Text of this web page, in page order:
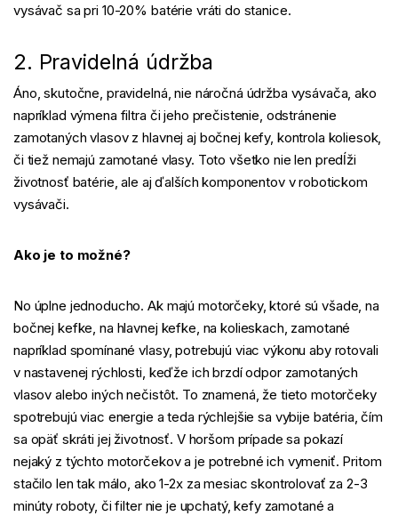
vysávač sa pri 10-20% batérie vráti do stanice.
2. Pravidelná údržba
Áno, skutočne, pravidelná, nie náročná údržba vysávača, ako
napríklad výmena filtra či jeho prečistenie, odstránenie
zamotaných vlasov z hlavnej aj bočnej kefy, kontrola koliesok,
či tiež nemajú zamotané vlasy. Toto všetko nie len predĺži
životnosť batérie, ale aj ďalších komponentov v robotickom
vysávači.
Ako je to možné?
No úplne jednoducho. Ak majú motorčeky, ktoré sú všade, na
bočnej kefke, na hlavnej kefke, na kolieskach, zamotané
napríklad spomínané vlasy, potrebujú viac výkonu aby rotovali
v nastavenej rýchlosti, keďže ich brzdí odpor zamotaných
vlasov alebo iných nečistôt. To znamená, že tieto motorčeky
spotrebujú viac energie a teda rýchlejšie sa vybije batéria, čím
sa opäť skráti jej životnosť. V horšom prípade sa pokazí
nejaký z týchto motorčekov a je potrebné ich vymeniť. Pritom
stačilo len tak málo, ako 1-2x za mesiac skontrolovať za 2-3
minúty roboty, či filter nie je upchatý, kefy zamotané a